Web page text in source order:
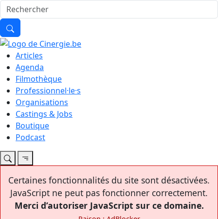
Articles
Agenda
Filmothèque
Professionnel·le·s
Organisations
Castings & Jobs
Boutique
Podcast
Certaines fonctionnalités du site sont désactivées.
JavaScript ne peut pas fonctionner correctement.
Merci d’autoriser JavaScript sur ce domaine.